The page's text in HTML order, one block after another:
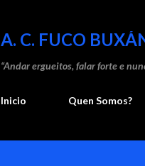
A. C. FUCO
“Andar ergueitos, falar forte e
Inicio Quen Somos?